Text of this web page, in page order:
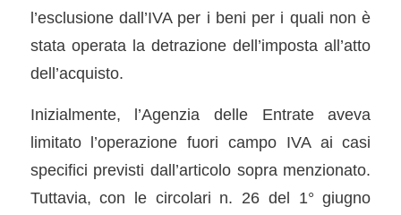
l’esclusione dall’IVA per i beni per i quali non è
stata operata la detrazione dell’imposta all’atto
dell’acquisto.
Inizialmente, l’Agenzia delle Entrate aveva
limitato l’operazione fuori campo IVA ai casi
specifici previsti dall’articolo sopra menzionato.
Tuttavia, con le circolari n. 26 del 1° giugno